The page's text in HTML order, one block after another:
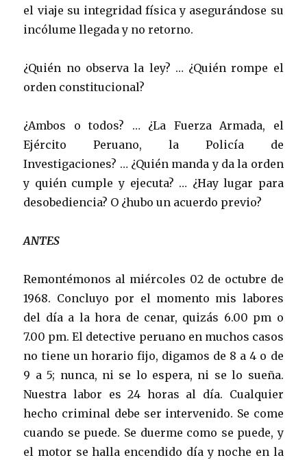
el viaje su integridad física y asegurándose su
incólume llegada y no retorno.
¿Quién no observa la ley? … ¿Quién rompe el
orden constitucional?
¿Ambos o todos? … ¿La Fuerza Armada, el
Ejército Peruano, la Policía de
Investigaciones? … ¿Quién manda y da la orden
y quién cumple y ejecuta? … ¿Hay lugar para
desobediencia? O ¿hubo un acuerdo previo?
ANTES
Remontémonos al miércoles 02 de octubre de
1968. Concluyo por el momento mis labores
del día a la hora de cenar, quizás 6.00 pm o
7.00 pm. El detective peruano en muchos casos
no tiene un horario fijo, digamos de 8 a 4 o de
9 a 5; nunca, ni se lo espera, ni se lo sueña.
Nuestra labor es 24 horas al día. Cualquier
hecho criminal debe ser intervenido. Se come
cuando se puede. Se duerme como se puede, y
el motor se halla encendido día y noche en la